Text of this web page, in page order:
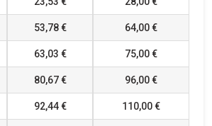
53,78 € 64,00 €
63,03 € 75,00 €
80,67 € 96,00 €
92,44 € 110,00 €